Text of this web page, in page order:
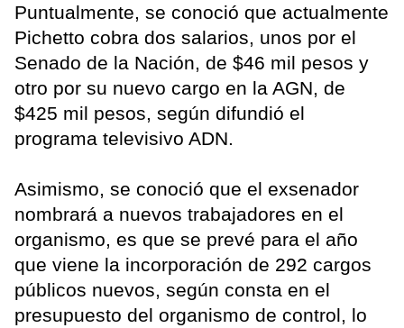
Puntualmente, se conoció que actualmente
Pichetto cobra dos salarios, unos por el
Senado de la Nación, de $46 mil pesos y
otro por su nuevo cargo en la AGN, de
$425 mil pesos, según difundió el
programa televisivo ADN.
Asimismo, se conoció que el exsenador
nombrará a nuevos trabajadores en el
organismo, es que se prevé para el año
que viene la incorporación de 292 cargos
públicos nuevos, según consta en el
presupuesto del organismo de control, lo